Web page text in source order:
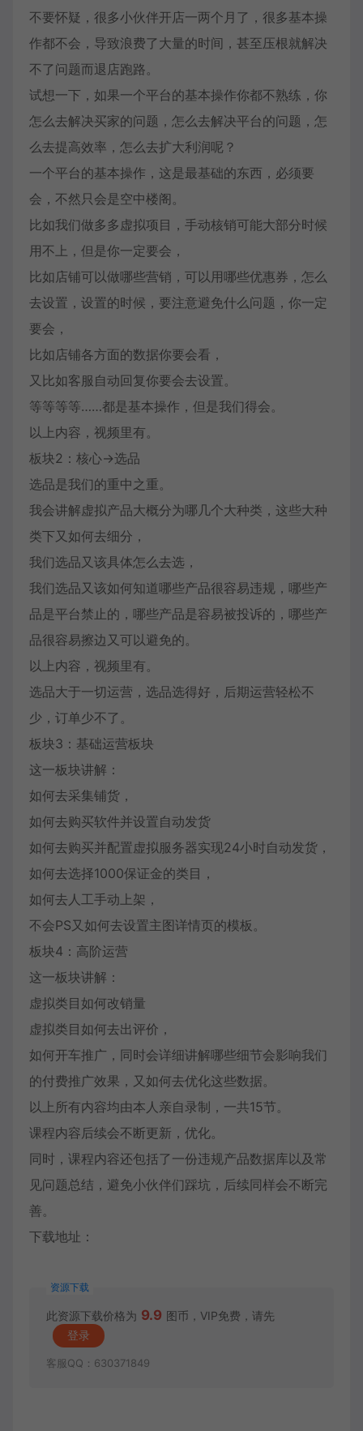
不要怀疑，很多小伙伴开店一两个月了，很多基本操
作都不会，导致浪费了大量的时间，甚至压根就解决
不了问题而退店跑路。
试想一下，如果一个平台的基本操作你都不熟练，你
怎么去解决买家的问题，怎么去解决平台的问题，怎
么去提高效率，怎么去扩大利润呢？
一个平台的基本操作，这是最基础的东西，必须要
会，不然只会是空中楼阁。
比如我们做多多虚拟项目，手动核销可能大部分时候
用不上，但是你一定要会，
比如店铺可以做哪些营销，可以用哪些优惠券，怎么
去设置，设置的时候，要注意避免什么问题，你一定
要会，
比如店铺各方面的数据你要会看，
又比如客服自动回复你要会去设置。
等等等等……都是基本操作，但是我们得会。
以上内容，视频里有。
板块2：核心→选品
选品是我们的重中之重。
我会讲解虚拟产品大概分为哪几个大种类，这些大种
类下又如何去细分，
我们选品又该具体怎么去选，
我们选品又该如何知道哪些产品很容易违规，哪些产
品是平台禁止的，哪些产品是容易被投诉的，哪些产
品很容易擦边又可以避免的。
以上内容，视频里有。
选品大于一切运营，选品选得好，后期运营轻松不
少，订单少不了。
板块3：基础运营板块
这一板块讲解：
如何去采集铺货，
如何去购买软件并设置自动发货
如何去购买并配置虚拟服务器实现24小时自动发货，
如何去选择1000保证金的类目，
如何去人工手动上架，
不会PS又如何去设置主图详情页的模板。
板块4：高阶运营
这一板块讲解：
虚拟类目如何改销量
虚拟类目如何去出评价，
如何开车推广，同时会详细讲解哪些细节会影响我们
的付费推广效果，又如何去优化这些数据。
以上所有内容均由本人亲自录制，一共15节。
课程内容后续会不断更新，优化。
同时，课程内容还包括了一份违规产品数据库以及常
见问题总结，避免小伙伴们踩坑，后续同样会不断完
善。
下载地址：
资源下载
此资源下载价格为 9.9 图币，VIP免费，请先
登录
客服QQ：630371849